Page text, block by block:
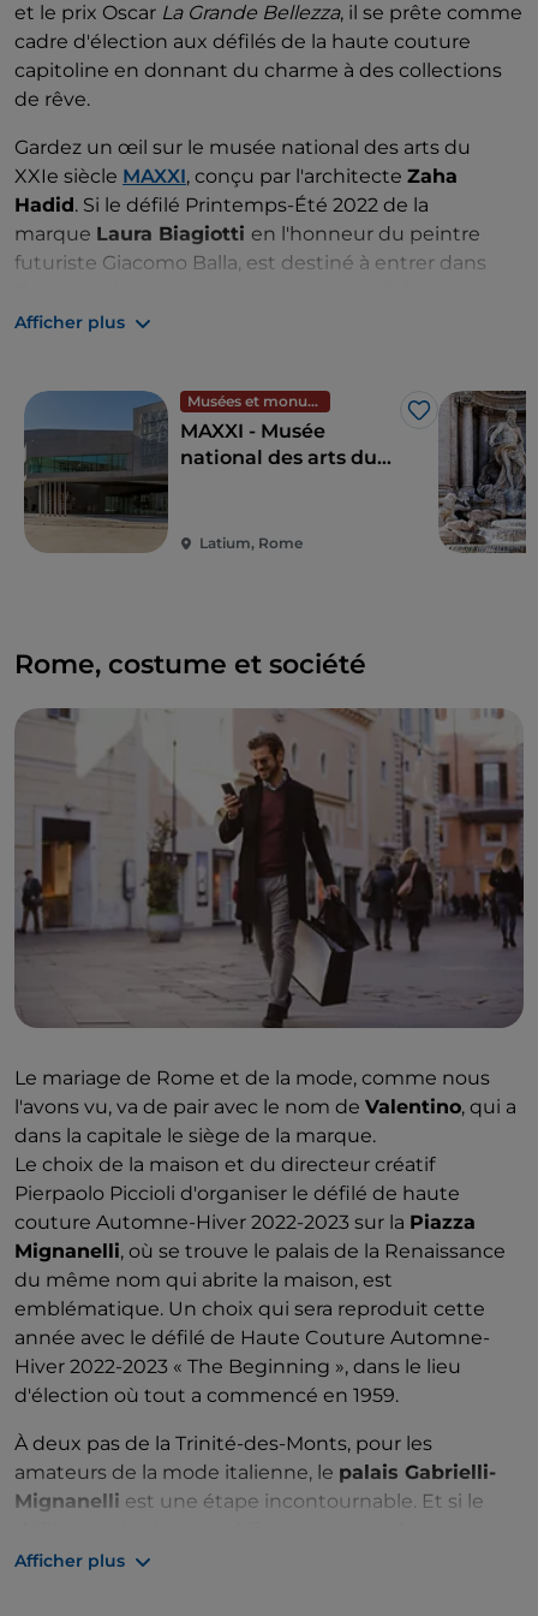
et le prix Oscar La Grande Bellezza, il se prête comme
cadre d'élection aux défilés de la haute couture
capitoline en donnant du charme à des collections
de rêve.
Gardez un œil sur le musée national des arts du
XXIe siècle MAXXI, conçu par l'architecte Zaha
Hadid . Si le défilé Printemps-Été 2022 de la
marque Laura Biagiotti en l'honneur du peintre
futuriste Giacomo Balla, est destiné à entrer dans
pendant la Fashion Week.
absolument faire face à la terrasse de la
Villa Miani,
d'où vous pourrez profiter d'une vue
imprenable. Cette demeure historique accueille des
événements et des fêtes et est le lieu idéal pour
essayer d'y accéder. Ce ne sera pas facile, mais ça
vaut le coup d'essayer.
système de mode : la très célèbre
fontaine de Trevi
Icône de la ville et lieu romantique par excellence,
elle a été protagoniste de grands films comme
La
et source d'inspiration pour de nombreux
Aucun autre endroit n'aurait été plus approprié pour
fêter les 90 ans de la maison
Fendi
, qui pour
l'occasion a mis en scène un défilé inoubliable au
cours duquel les mannequins semblaient voltiger
sur la surface éclairée de l'eau de la fontaine.
Afficher plus
Musées et monuments
J’aime
MAXXI - Musée
national des arts du
Latium, Rome
Rome, costume et société
Le mariage de Rome et de la mode, comme nous
l'avons vu, va de pair avec le nom de Valentino, qui a
dans la capitale le siège de la marque.
Le choix de la maison et du directeur créatif
Pierpaolo Piccioli d'organiser le défilé de haute
couture Automne-Hiver 2022-2023 sur la Piazza
Mignanelli, où se trouve le palais de la Renaissance
du même nom qui abrite la maison, est
emblématique. Un choix qui sera reproduit cette
année avec le défilé de Haute Couture Automne-
Hiver 2022-2023 « The Beginning », dans le lieu
d'élection où tout a commencé en 1959.
À deux pas de la Trinité-des-Monts, pour les
amateurs de la mode italienne, le palais Gabrielli-
Mignanelli est une étape incontournable. Et si le
Valentino.com
Afficher plus